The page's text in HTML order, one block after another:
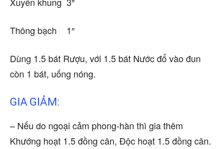
Thông bạch 1″
Dùng 1.5 bát Rượu, với 1.5 bát Nước đổ vào đun
còn 1 bát, uống nóng.
GIA GIẢM:
– Nếu do ngoại cảm phong-hàn thì gia thêm
Khướng hoạt 1.5 đồng cân, Độc hoạt 1.5 đồng cân.